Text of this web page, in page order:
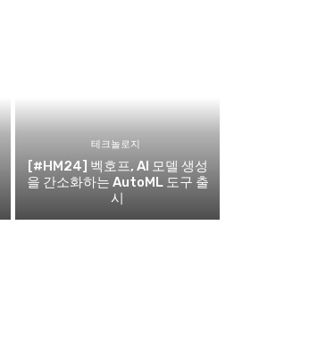
테크놀로지
[#HM24] 벡호프, AI 모델 생성
을 간소화하는 AutoML 도구 출
시